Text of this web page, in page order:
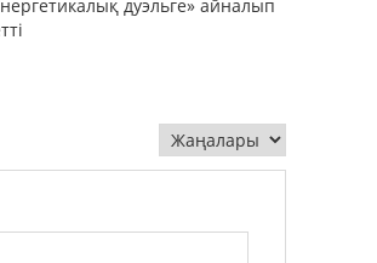
дуэльге» айналып